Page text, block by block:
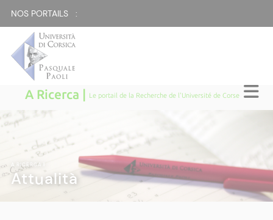
NOS PORTAILS :
A Ricerca | Le portail de la Recherche de l'Université de Corse
A RICERCA
Attualità